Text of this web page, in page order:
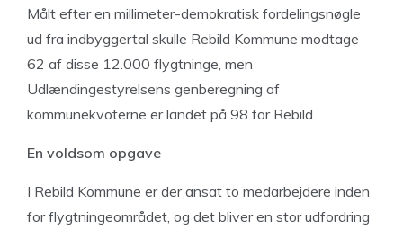
Målt efter en millimeter-demokratisk fordelingsnøgle
ud fra indbyggertal skulle Rebild Kommune modtage
62 af disse 12.000 flygtninge, men
Udlændingestyrelsens genberegning af
kommunekvoterne er landet på 98 for Rebild.
En voldsom opgave
I Rebild Kommune er der ansat to medarbejdere inden
for flygtningeområdet, og det bliver en stor udfordring